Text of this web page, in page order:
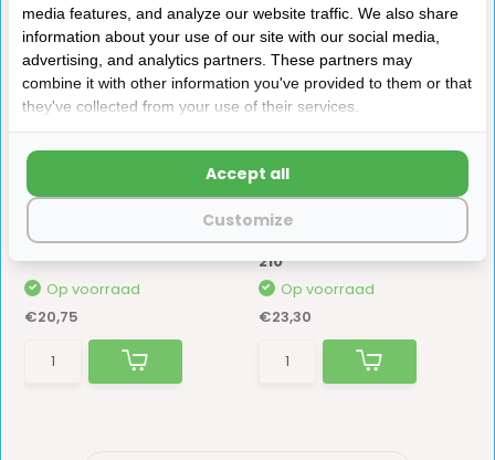
Anderen kochten ook
Dekalin Dekasyl MS-6
Dekasyl MS-6 is een universele elastische kit ...
Op voorraad
€20,75
Deksel
Inbouwstekkerdoos
Design 2014 Fiat Bianco
210
Op voorraad
€23,30
media features, and analyze our website traffic. We also share
information about your use of our site with our social media,
advertising, and analytics partners. These partners may
combine it with other information you've provided to them or that
they've collected from your use of their services.
Customize
Accept all